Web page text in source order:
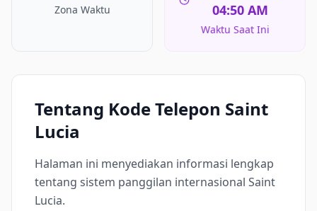
Zona Waktu
04:50 AM
Waktu Saat Ini
Tentang Kode Telepon Saint
Lucia
Halaman ini menyediakan informasi lengkap
tentang sistem panggilan internasional Saint
Lucia.